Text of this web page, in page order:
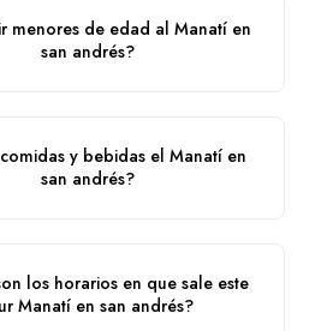
menores de edad al Manatí en
san andrés?
y bebidas el Manatí en
san andrés?
los horarios en que sale este
Manatí en san andrés?